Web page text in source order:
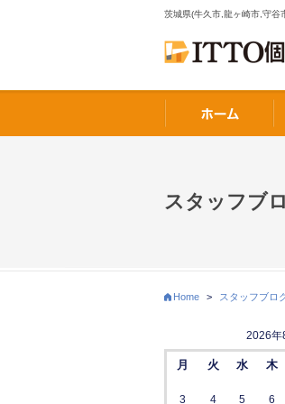
茨城県(牛久市,龍ヶ崎市,守谷
スタッフブ
Home > スタッフブロ
2026年
月 火 水 木
3
4 5 6